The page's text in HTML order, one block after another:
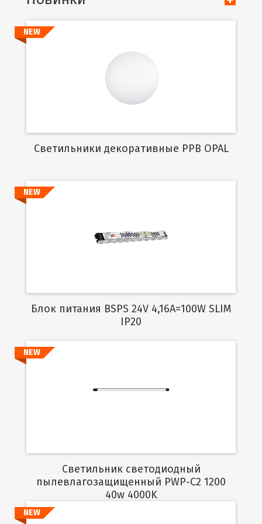
NEW
Cветильники декоративные PPB OPAL
Подробнее
NEW
Блок питания BSPS 24V 4,16A=100W SLIM
IP20
NEW
Светильник светодиодный
пылевлагозащищенный PWP-C2 1200
40w 4000K
NEW